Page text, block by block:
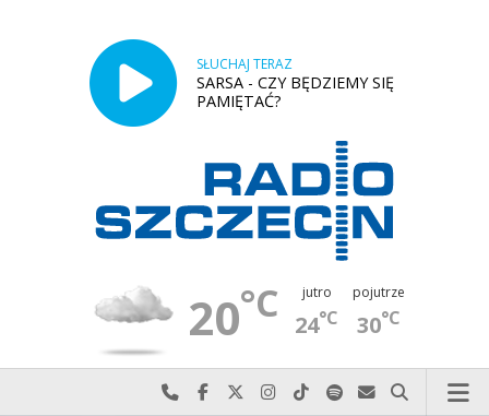
SŁUCHAJ TERAZ
SARSA - CZY BĘDZIEMY SIĘ
PAMIĘTAĆ?
20°C jutro
24°C
pojutrze
30°C
Najlepiej po prostu do nas zadzwoń
Odwiedź nas na Facebook-u
Odwiedź nas na X
Odwiedź nas na Instagram-ie
Odwiedź nas na TikTok-u
Szukaj nas na Spotify
Wyślij do nas
Szukaj